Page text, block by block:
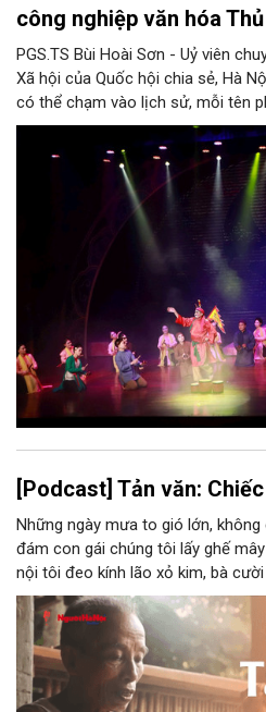
công nghiệp văn hóa
PGS.TS Bùi Hoài Sơn - Uỷ viên
Xã hội của Quốc hội chia sẻ, Hà
có thể chạm vào lịch sử, mỗi tên
hồ, nếp nhà, câu hát, món ăn, làn
thể kể một câu chuyện về chiều
Nhưng trong kỷ nguyên mới, câu
bao nhiêu di sản, bao nhiêu văn
ức, mà là làm thế nào để những
phát triển, thành sức mạnh mềm,
thành năng lực cạnh tranh của Thủ
[Podcast] Tản văn:
Những ngày mưa to gió lớn,
đám con gái chúng tôi lấy ghế
nội tôi đeo kính lão xỏ kim, bà
chuyện kể tếu táo của đám trẻ
ra âm thanh kin kít chịu đựng sức
những điệu cười khúc khích.